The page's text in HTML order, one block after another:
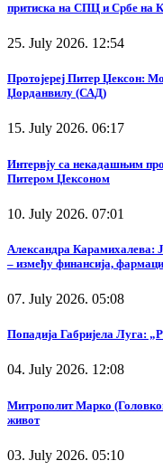
притиска на СПЦ и Србе на
25. July 2026. 12:54
Протојереј Питер Џексон:
Џорданвилу (САД)
15. July 2026. 06:17
Интервју са некадашњим
Питером Џексоном
10. July 2026. 07:01
Александра Карамихалева:
– између финансија,
07. July 2026. 05:08
Попадија Габријела Луга:
04. July 2026. 12:08
Митрополит Марко
живот
03. July 2026. 05:10